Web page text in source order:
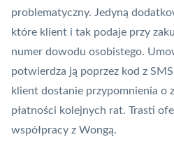
problematyczny. Jedyną
które klient i tak podaje przy
numer dowodu osobistego.
potwierdza ją poprzez kod z
klient dostanie przypomnienia o
płatności kolejnych rat. Trasti
współpracy z Wongą.